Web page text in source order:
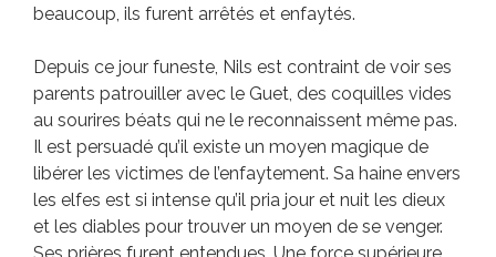
beaucoup, ils furent arrêtés et enfaytés.
Depuis ce jour funeste, Nils est contraint de voir ses
parents patrouiller avec le Guet, des coquilles vides
au sourires béats qui ne le reconnaissent même pas.
Il est persuadé qu’il existe un moyen magique de
libérer les victimes de l’enfaytement. Sa haine envers
les elfes est si intense qu’il pria jour et nuit les dieux
et les diables pour trouver un moyen de se venger.